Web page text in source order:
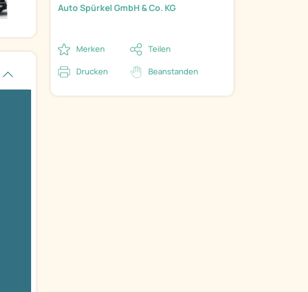
Auto Spürkel GmbH & Co. KG
Merken Teilen
Drucken Beanstanden